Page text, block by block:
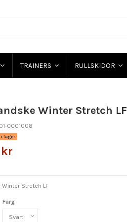
TRAINERS RULLSKIDOR
Winter Stretch LF
0001008
i lager
Stretch LF
Färg